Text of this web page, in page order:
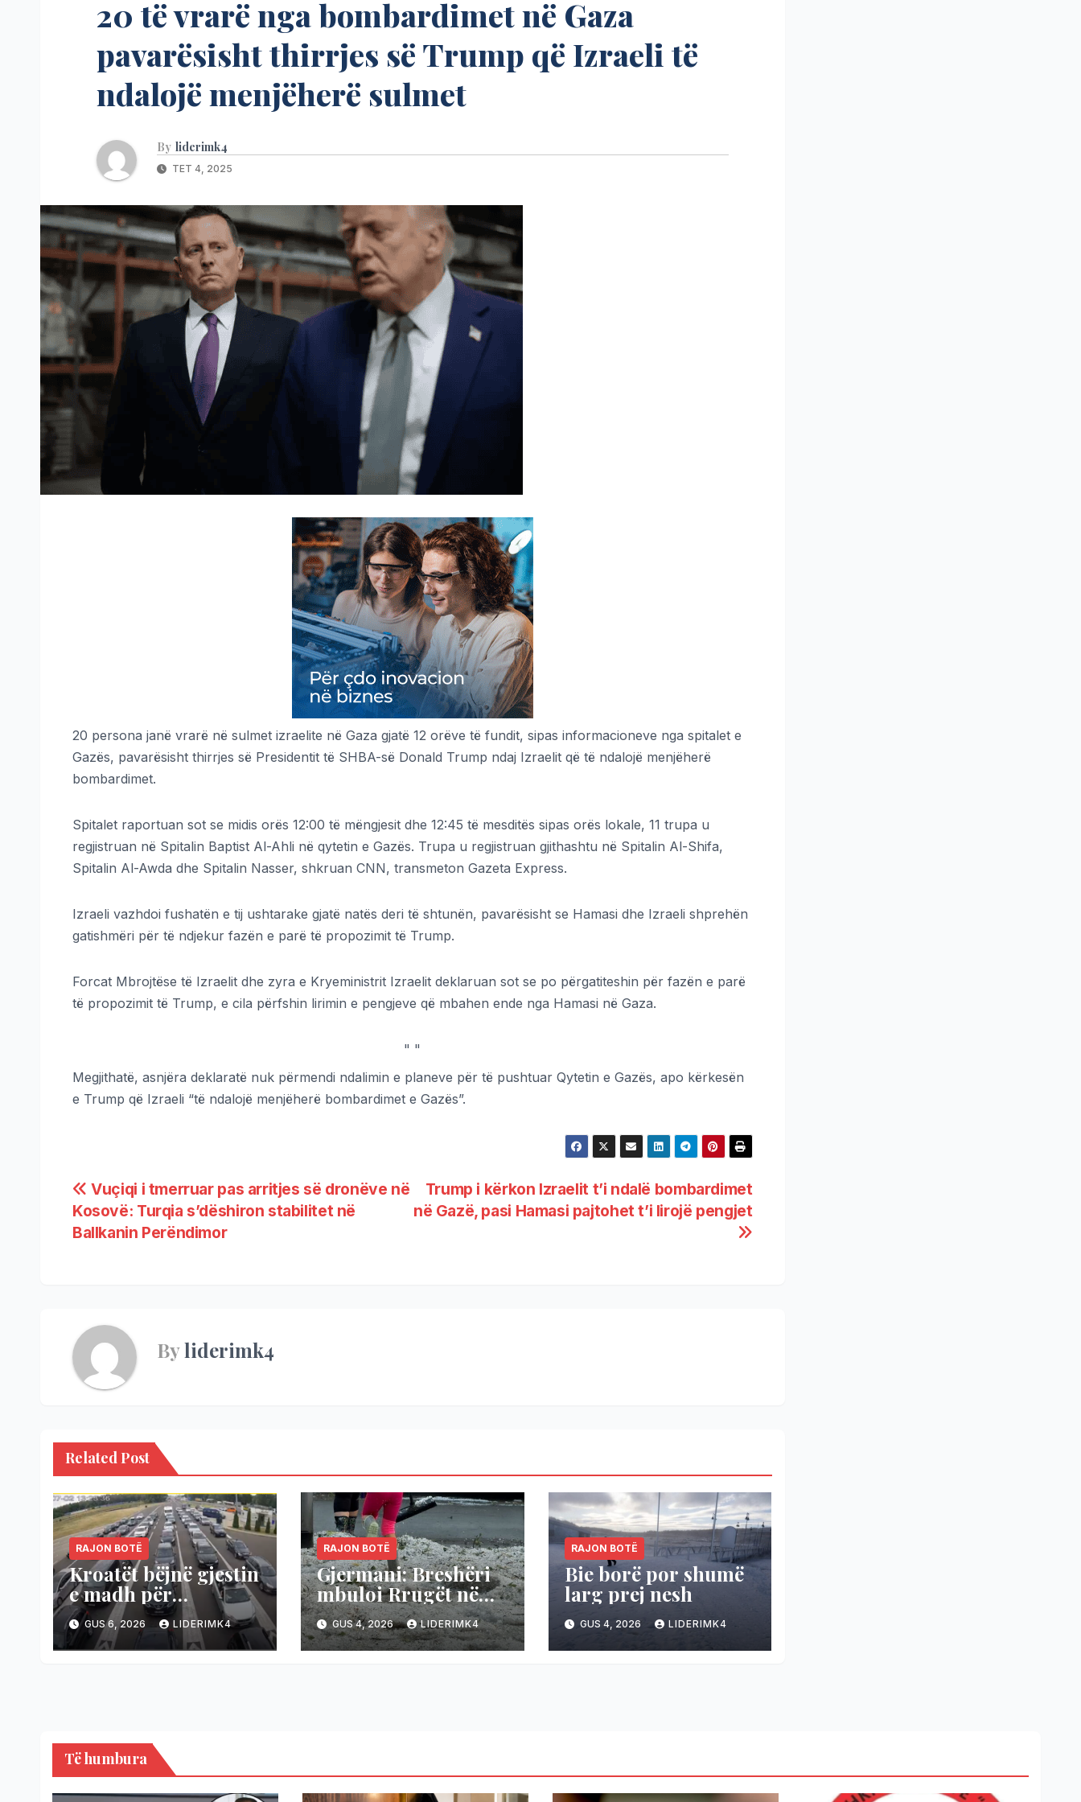
20 të vrarë nga bombardimet në Gaza
pavarësisht thirrjes së Trump që Izraeli të
ndalojë menjëherë sulmet
By liderimk4
TET 4, 2025
20 persona janë vrarë në sulmet izraelite në Gaza gjatë 12 orëve të fundit, sipas informacioneve nga spitalet e
Gazës, pavarësisht thirrjes së Presidentit të SHBA-së Donald Trump ndaj Izraelit që të ndalojë menjëherë
bombardimet.
Spitalet raportuan sot se midis orës 12:00 të mëngjesit dhe 12:45 të mesditës sipas orës lokale, 11 trupa u
regjistruan në Spitalin Baptist Al-Ahli në qytetin e Gazës. Trupa u regjistruan gjithashtu në Spitalin Al-Shifa,
Spitalin Al-Awda dhe Spitalin Nasser, shkruan CNN, transmeton Gazeta Express.
Izraeli vazhdoi fushatën e tij ushtarake gjatë natës deri të shtunën, pavarësisht se Hamasi dhe Izraeli shprehën
gatishmëri për të ndjekur fazën e parë të propozimit të Trump.
Forcat Mbrojtëse të Izraelit dhe zyra e Kryeministrit Izraelit deklaruan sot se po përgatiteshin për fazën e parë
të propozimit të Trump, e cila përfshin lirimin e pengjeve që mbahen ende nga Hamasi në Gaza.
" "
Megjithatë, asnjëra deklaratë nuk përmendi ndalimin e planeve për të pushtuar Qytetin e Gazës, apo kërkesën
e Trump që Izraeli “të ndalojë menjëherë bombardimet e Gazës”.
Trump i kërkon Izraelit t’i ndalë bombardimet
në Gazë, pasi Hamasi pajtohet t’i lirojë pengjet
Vuçiqi i tmerruar pas arritjes së dronëve në
Kosovë: Turqia s’dëshiron stabilitet në
Ballkanin Perëndimor
Byliderimk4
Related Post
RAJON BOTË
Kroatët bëjnë gjestin
e madh për
mërgimtarët tanë
GUS 6, 2026 LIDERIMK4
RAJON BOTË
Gjermani: Breshëri
mbuloi Rrugët në
Gjermani,
temperaturat bien
nga 36 në 19 gradë
GUS 4, 2026 LIDERIMK4
RAJON BOTË
Bie borë por shumë
larg prej nesh
GUS 4, 2026 LIDERIMK4
Të humbura